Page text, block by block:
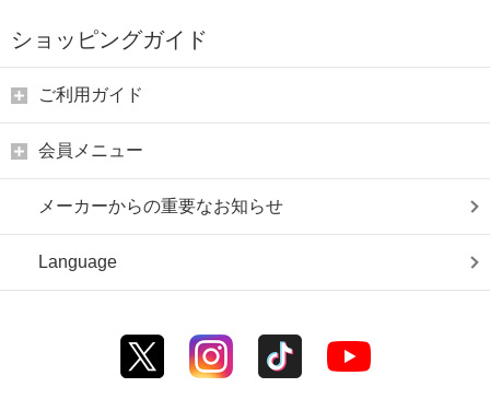
ショッピングガイド
ご利用ガイド
会員メニュー
メーカーからの重要なお知らせ
Language